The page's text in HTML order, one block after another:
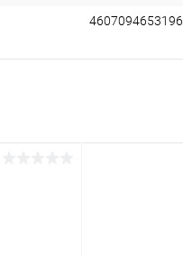
4607094653196